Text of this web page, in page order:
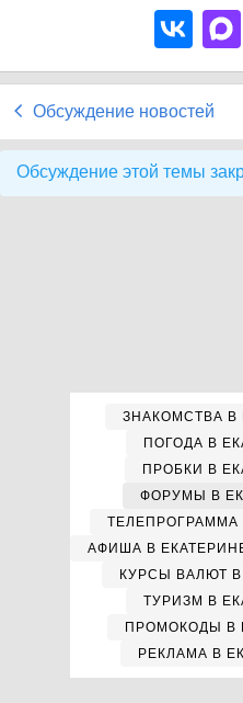
Обсуждение новостей
Обсуждение этой темы
ЗНАКОМСТВА В
ПОГОДА В
ПРОБКИ В
ФОРУМЫ В
ТЕЛЕПРОГРАММА
АФИША В
КУРСЫ ВАЛЮТ
ТУРИЗМ В
ПРОМОКОДЫ В
РЕКЛАМА В